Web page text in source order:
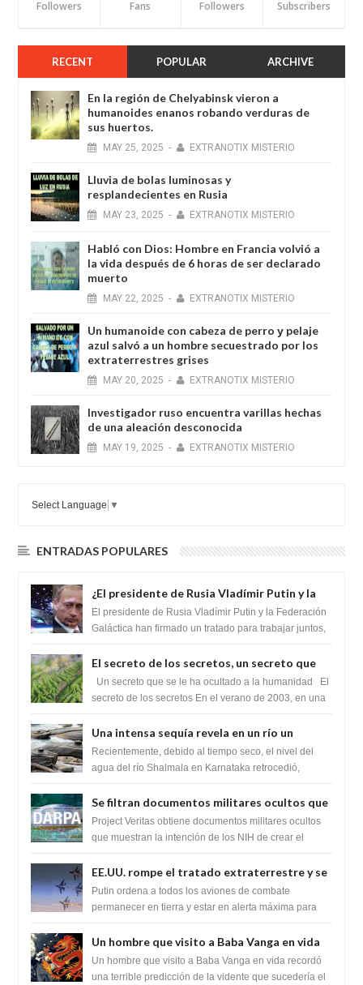
Followers Fans Followers Subscribers
RECENT POPULAR ARCHIVE
En la región de Chelyabinsk vieron a
humanoides enanos robando verduras de
sus huertos.
MAY 25, 2025 - EXTRANOTIX MISTERIO
Lluvia de bolas luminosas y
resplandecientes en Rusia
MAY 23, 2025 - EXTRANOTIX MISTERIO
Habló con Dios: Hombre en Francia volvió a
la vida después de 6 horas de ser declarado
muerto
MAY 22, 2025 - EXTRANOTIX MISTERIO
Un humanoide con cabeza de perro у pelaje
azul salvó a un hombre secuestrado por los
extraterrestres grises
MAY 20, 2025 - EXTRANOTIX MISTERIO
Investigador ruso encuentra varillas hechas
de una aleación desconocida
MAY 19, 2025 - EXTRANOTIX MISTERIO
Select Language ▼
ENTRADAS POPULARES
¿El presidente de Rusia Vladímir Putin y la
Federación Galactica han firmado un
tratado para acabar con los Sionistas?
El presidente de Rusia Vladímir Putin y la Federación
Galáctica han firmado un tratado para trabajar juntos,
El secreto de los secretos, un secreto que
cambiaría por completo el destino de la
humanidad
Un secreto que se le ha ocultado a la humanidad El
secreto de los secretos En el verano de 2003, en una
Una intensa sequía revela en un río un
impresionante hallazgo de miles de Shiva
Lingas
Recientemente, debido al tiempo seco, el nivel del
agua del río Shalmala en Karnataka retrocedió,
Se filtran documentos militares ocultos que
muestran la intención de los NIH de crear el
SARS-CoV-2, utilizando la investigación de
Project Veritas obtiene documentos militares ocultos
que muestran la intención de los NIH de crear el
EE.UU. rompe el tratado extraterrestre y se
prepara para destruir el misterioso satélite
"Caballero Negro"
Putin ordena a todos los aviones de combate
permanecer en tierra y estar en alerta máxima para
Un hombre que visito a Baba Vanga en vida
recordó la terrible predicción de la vidente
para febrero de 2022.
Un hombre que visito a Baba Vanga en vida recordó
una terrible predicción de la vidente que sucedería el